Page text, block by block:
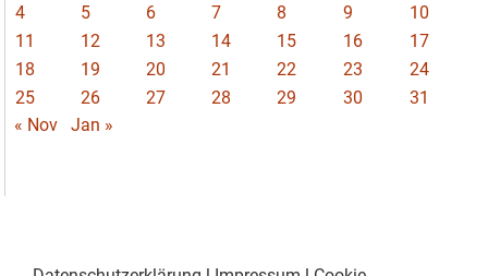
4
5 6 7 8 9
10
11
12 13 14 15 16
17
18
19 20 21 22 23
24
25
26 27 28 29 30
31
« Nov
Jan »